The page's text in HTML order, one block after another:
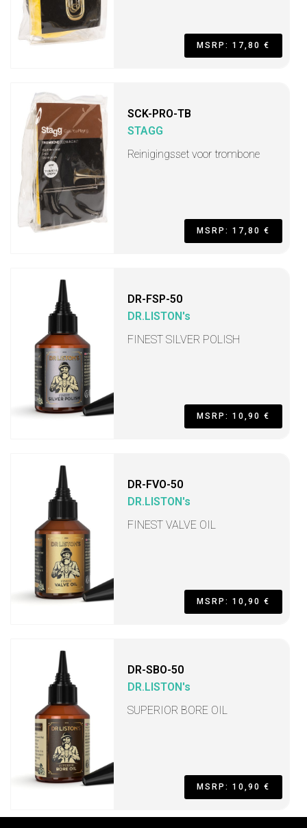
MSRP: 17,80 €
SCK-PRO-TB
STAGG
Reinigingsset voor trombone
MSRP: 17,80 €
DR-FSP-50
DR.LISTON's
FINEST SILVER POLISH
MSRP: 10,90 €
DR-FVO-50
DR.LISTON's
FINEST VALVE OIL
MSRP: 10,90 €
DR-SBO-50
DR.LISTON's
SUPERIOR BORE OIL
MSRP: 10,90 €